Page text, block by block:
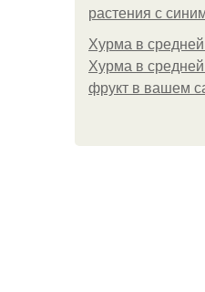
растения с
Хурма в
Хурма в
фрукт в вашем